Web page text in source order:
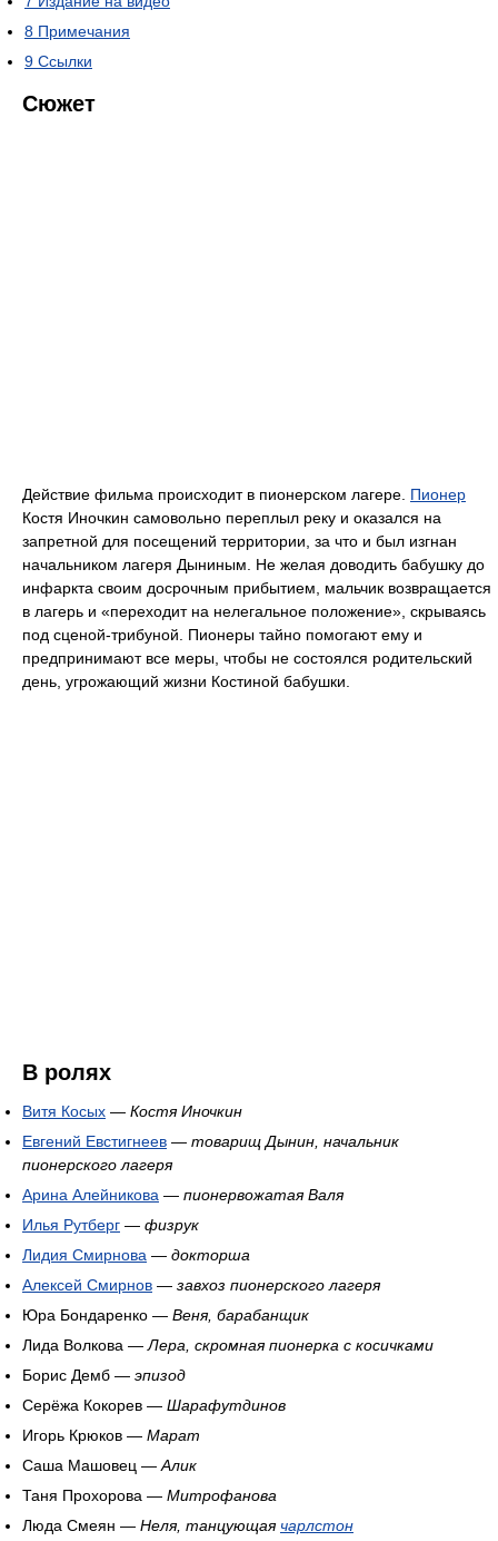
8 Примечания
9 Ссылки
Сюжет
Действие фильма происходит в пионерском лагере. Пионер
Костя Иночкин самовольно переплыл реку и оказался на
запретной для посещений территории, за что и был изгнан
начальником лагеря Дыниным. Не желая доводить бабушку до
инфаркта своим досрочным прибытием, мальчик возвращается
в лагерь и «переходит на нелегальное положение», скрываясь
под сценой-трибуной. Пионеры тайно помогают ему и
предпринимают все меры, чтобы не состоялся родительский
день, угрожающий жизни Костиной бабушки.
В ролях
Витя Косых — Костя Иночкин
Евгений Евстигнеев — товарищ Дынин, начальник
пионерского лагеря
Арина Алейникова — пионервожатая Валя
Илья Рутберг — физрук
Лидия Смирнова — докторша
Алексей Смирнов — завхоз пионерского лагеря
Юра Бондаренко — Веня, барабанщик
Лида Волкова — Лера, скромная пионерка с косичками
Борис Демб — эпизод
Серёжа Кокорев — Шарафутдинов
Игорь Крюков — Марат
Саша Машовец — Алик
Таня Прохорова — Митрофанова
Люда Смеян — Неля, танцующая чарлстон